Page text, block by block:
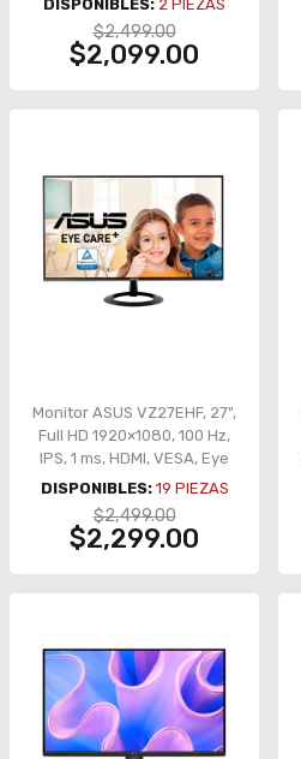
DISPONIBLES: 2 PIEZAS
$2,499.00
$2,099.00
Monitor ASUS VZ27EHF, 27",
Full HD 1920×1080, 100 Hz,
IPS, 1 ms, HDMI, VESA, Eye
Care+ – VZ27EHF
DISPONIBLES: 19 PIEZAS
$2,499.00
$2,299.00